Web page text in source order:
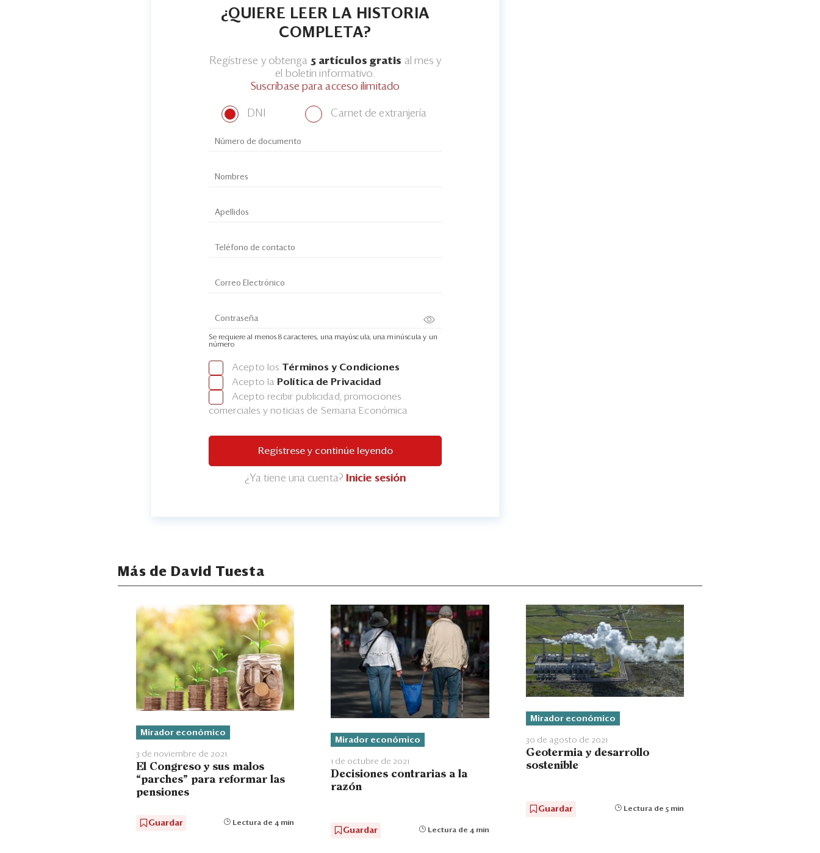
¿QUIERE LEER LA HISTORIA
COMPLETA?
Regístrese y obtenga 5 artículos gratis al mes y
el boletín informativo.
Suscríbase para acceso ilimitado
DNI Carnet de extranjería
Se requiere al menos 8 caracteres, una mayúscula, una minúscula y un
número
Acepto los Términos y Condiciones
Acepto la Política de Privacidad
Acepto recibir publicidad, promociones
comerciales y noticias de Semana Económica
Regístrese y continúe leyendo
¿Ya tiene una cuenta? Inicie sesión
Más de David Tuesta
Mirador económico
3 de noviembre de 2021
El Congreso y sus malos
“parches” para reformar las
pensiones
Guardar Lectura de 4 min
Mirador económico
1 de octubre de 2021
Decisiones contrarias a la
razón
Guardar Lectura de 4 min
Mirador económico
30 de agosto de 2021
Geotermia y desarrollo
sostenible
Guardar Lectura de 5 min